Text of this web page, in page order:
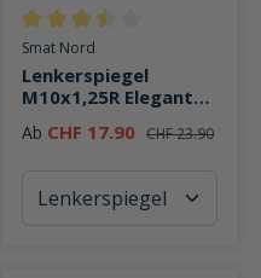
3.2 von 5 Sternen
Durchschnittliche Bewertung
Smat Nord
Lenkerspiegel
M10x1,25R Elegant
Ab CHF 17.90 CHF 23.90